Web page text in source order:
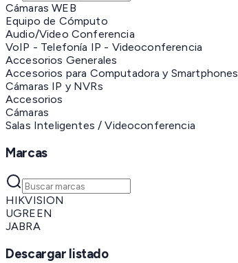
Cámaras WEB
Equipo de Cómputo
Audio/Video Conferencia
VoIP - Telefonía IP - Videoconferencia
Accesorios Generales
Accesorios para Computadora y Smartphones
Cámaras IP y NVRs
Accesorios
Cámaras
Salas Inteligentes / Videoconferencia
Marcas
HIKVISION
UGREEN
JABRA
Descargar listado